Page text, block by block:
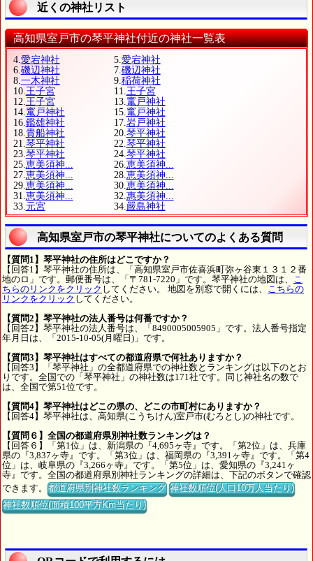
近くの神社リスト
高知県室戸市の琴平神社付近の神社一覧表
4.愛宕神社 5.愛宕神社
6.磯辺神社 7.磯辺神社
8.一木神社 9.稲荷神社
10.王子宮 11.王子宮
12.王子宮 13.竃戸神社
14.竃戸神社 15.竃戸神社
16.鑑雄神社 17.岩戸神社
18.貴船神社 20.琴平神社
21.琴平神社 22.琴平神社
23.琴平神社 24.琴平神社
25.恵美須神... 26.恵美須神...
27.恵美須神... 28.恵美須神...
29.恵美須神... 30.恵美須神...
31.恵美須神... 32.惠美須神...
33.元宮 34.嚴島神社
高知県室戸市の琴平神社についてのよくある質問
【質問1】琴平神社の住所はどこですか？
【回答1】琴平神社の住所は、「高知県室戸市佐喜浜町弥ヶ谷東１３１２番
地のロ」です。郵便番号は、「〒781-7220」です。琴平神社の地図は、 こ
ちらのリンクをクリック してください。 地図を別窓で開くには、 こちらの
リンクをクリック してください。
【質問2】琴平神社の法人番号は何番ですか？
【回答2】琴平神社の法人番号は、「8490005005905」です。法人番号指定
年月日は、「2015-10-05(月曜日)」です。
【質問3】琴平神社はすべての都道府県で何社ありますか？
【回答3】「琴平神社」の全都道府県での神社数とランキングは以下のとお
りです。全国での「琴平神社」の神社数は171社です。同じ神社名の数で
は、全国で第51位です。
【質問4】琴平神社はどこの県の、どこの市町村にありますか？
【回答4】琴平神社は、高知県(こうちけん)室戸市(むろとし)の神社です。
【質問６】全国の都道府県別神社数ランキングは？
【回答６】「第1位」は、新潟県の『4,695ヶ寺』です。「第2位」は、兵庫
県の『3,837ヶ寺』です。「第3位」は、福岡県の『3,391ヶ寺』です。「第4
位」は、岐阜県の『3,266ヶ寺』です。「第5位」は、愛知県の『3,241ヶ
寺』です。全国の都道府県別神社ランキングの詳細は、下記のボタンで確認
できます。都道府県別神社数ランキング 神社数順位(人口10万人当たり)
神社数順位(面積100平方Km当たり)